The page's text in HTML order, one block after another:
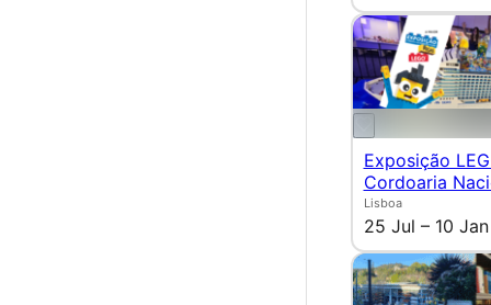
Exposição
Cordoaria
Lisboa
25 Jul – 10 Jan